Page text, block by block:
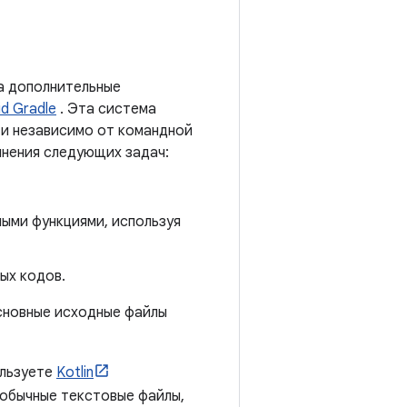
дополнительные
Gradle . Эта система
независимо от командной
следующих задач:
функциями, используя
кодов.
исходные файлы
Kotlin
текстовые файлы,